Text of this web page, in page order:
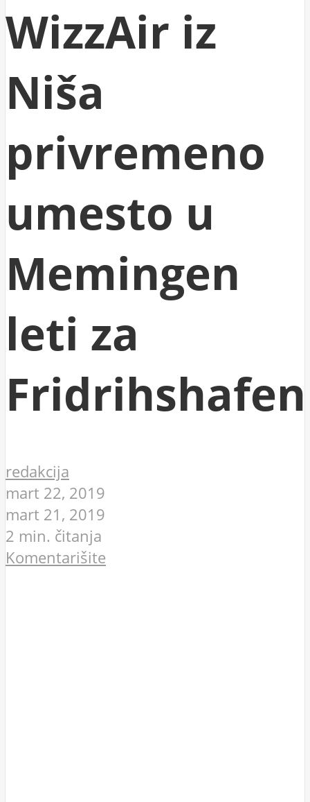
WizzAir iz
Niša
privremeno
umesto u
Memingen
leti za
Fridrihshafen
redakcija
mart 22, 2019
mart 21, 2019
2 min. čitanja
Komentarišite